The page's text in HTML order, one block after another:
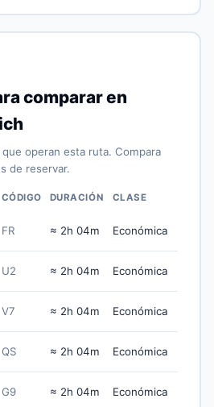
comparar en
operan esta ruta. Compara
de reservar.
CÓDIGO DURACIÓN CLASE
FR ≈ 2h 04m Económica
U2 ≈ 2h 04m Económica
V7 ≈ 2h 04m Económica
QS ≈ 2h 04m Económica
G9 ≈ 2h 04m Económica